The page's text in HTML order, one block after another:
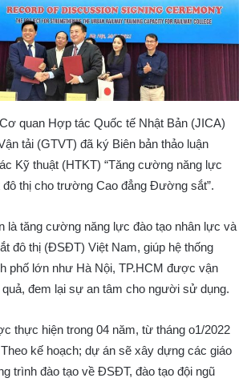
quan Hợp tác Quốc tế Nhật Bản (JICA)
tải (GTVT) đã ký Biên bản thảo luận
Kỹ thuật (HTKT) “Tăng cường năng lực
thị cho trường Cao đẳng Đường sắt”.
là tăng cường năng lực đào tạo nhân lực và
đô thị (ĐSĐT) Việt Nam, giúp hệ thống
phố lớn như Hà Nội, TP.HCM được vận
quả, đem lại sự an tâm cho người sử dụng.
thực hiện trong 04 năm, từ tháng o1/2022
kế hoạch; dự án sẽ xây dựng các giáo
trình đào tạo về ĐSĐT, đào tạo đội ngũ